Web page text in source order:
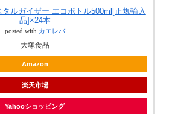
タルガイザー エコボトル500ml[正規輸入
品]×24本
posted with カエレバ
大塚食品
Amazon
楽天市場
Yahooショッピング